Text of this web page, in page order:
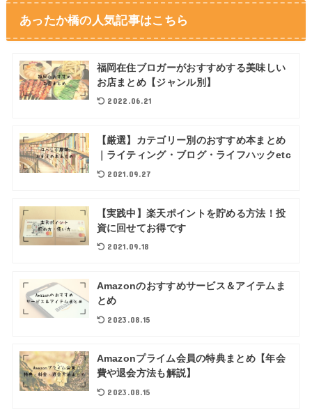
あったか橋の人気記事はこちら
福岡在住ブロガーがおすすめする美味しい
お店まとめ【ジャンル別】
2022.06.21
【厳選】カテゴリー別のおすすめ本まとめ
｜ライティング・ブログ・ライフハックetc
2021.09.27
【実践中】楽天ポイントを貯める方法！投
資に回せてお得です
2021.09.18
Amazonのおすすめサービス＆アイテムま
とめ
2023.08.15
Amazonプライム会員の特典まとめ【年会
費や退会方法も解説】
2023.08.15